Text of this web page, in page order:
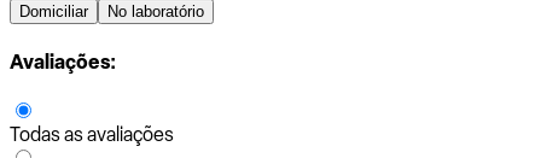
Domiciliar No laboratório
Avaliações:
Todas as avaliações